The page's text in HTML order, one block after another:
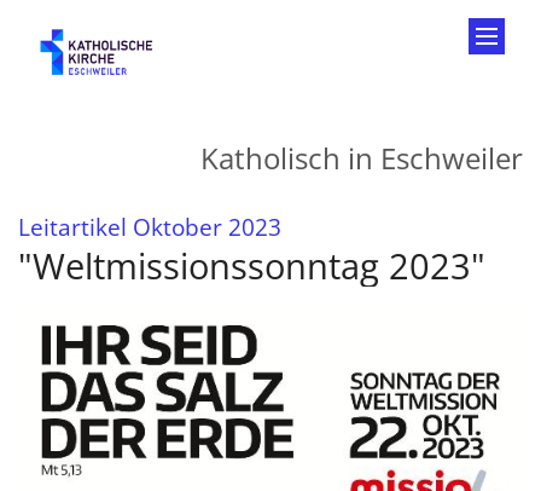
Katholisch in Eschweiler
Leitartikel Oktober 2023
"Weltmissionssonntag 2023"